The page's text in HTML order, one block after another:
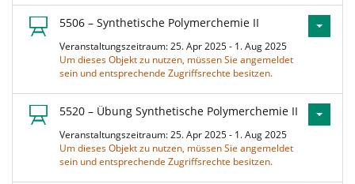
5506 – Synthetische Polymerchemie II
Veranstaltungszeitraum: 25. Apr 2025 - 1. Aug 2025
Um dieses Objekt zu nutzen, müssen Sie angemeldet
sein und entsprechende Zugriffsrechte besitzen.
5520 – Übung Synthetische Polymerchemie II
Veranstaltungszeitraum: 25. Apr 2025 - 1. Aug 2025
Um dieses Objekt zu nutzen, müssen Sie angemeldet
sein und entsprechende Zugriffsrechte besitzen.